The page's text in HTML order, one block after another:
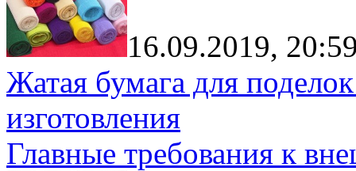
16.09.2019,
Жатая бумага для
изготовления
Главные требования к